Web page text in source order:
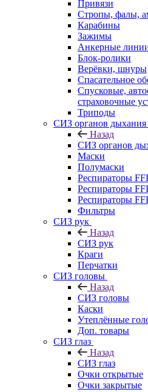
Привязи
Стропы, фалы,
Карабины
Зажимы
Анкерные
Блок-ролики
Верёвки, шнуры
Спасательное
Спусковые,
страховочные
Триподы
СИЗ органов дыхания
Назад
СИЗ органов
Маски
Полумаски
Респираторы
Респираторы
Респираторы
Фильтры
СИЗ рук
Назад
СИЗ рук
Краги
Перчатки
СИЗ головы
Назад
СИЗ головы
Каски
Утеплённые
Доп. товары
СИЗ глаз
Назад
СИЗ глаз
Очки открытые
Очки закрытые